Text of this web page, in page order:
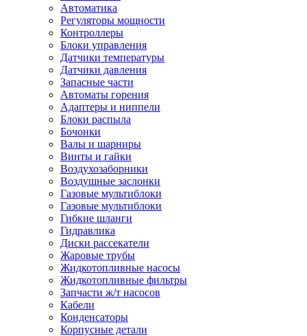
Автоматика
Регуляторы мощности
Контроллеры
Блоки управления
Датчики температуры
Датчики давления
Запасные части
Автоматы горения
Адаптеры и ниппели
Блоки распыла
Бочонки
Валы и шарниры
Винты и гайки
Воздухозаборники
Воздушные заслонки
Газовые мультиблоки
Газовые мультиблоки
Гибкие шланги
Гидравлика
Диски рассекатели
Жаровые трубы
Жидкотопливные насосы
Жидкотопливные фильтры
Запчасти ж/т насосов
Кабели
Конденсаторы
Корпусные детали